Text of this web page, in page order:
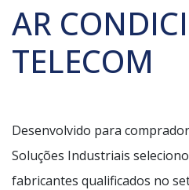
AR
TELECOM
Desenvolvido para
Soluções Industriais
fabricantes qualificados no